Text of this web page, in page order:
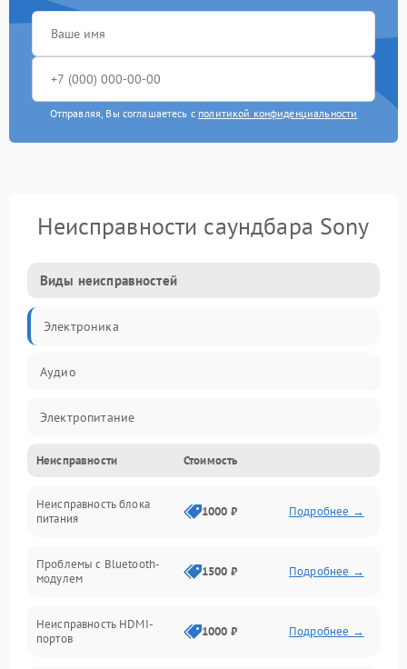
Отправляя, Вы соглашаетесь с политикой конфиденциальности
Неисправности саундбара Sony
Виды неисправностей
Электроника
Аудио
Электропитание
Интерфейсы
Связь
Программное обеспечение
Неисправности Стоимость
Неисправность блока
питания
1000 ₽ Подробнее →
Проблемы с Bluetooth-
модулем
1500 ₽ Подробнее →
Неисправность HDMI-
портов
1000 ₽ Подробнее →